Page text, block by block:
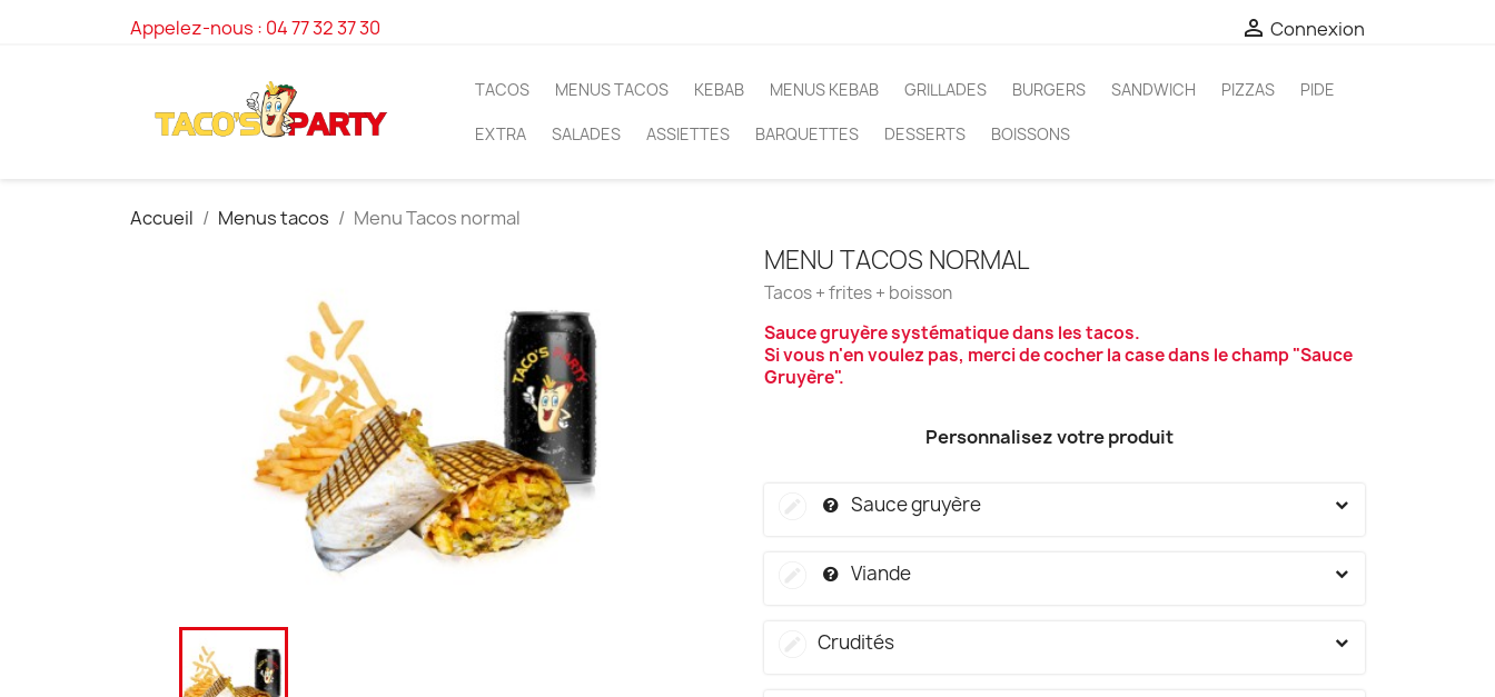
Appelez-nous : 04 77 32 37 30  Connexion
TACOS MENUS TACOS KEBAB MENUS KEBAB GRILLADES BURGERS SANDWICH PIZZAS PIDE
EXTRA SALADES ASSIETTES BARQUETTES DESSERTS BOISSONS
Accueil Menus tacos Menu Tacos normal
MENU TACOS NORMAL
Tacos + frites + boisson
Sauce gruyère systématique dans les tacos.
Si vous n'en voulez pas, merci de cocher la case dans le champ "Sauce
Gruyère".
Personnalisez votre produit
Sauce gruyère
Viande
Crudités